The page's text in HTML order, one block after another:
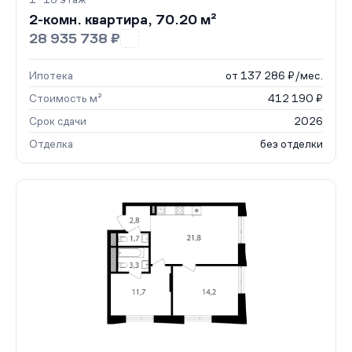
2-комн. квартира, 70.20 м²
28 935 738 ₽
Ипотека
от 137 286 ₽/мес.
Стоимость м²
412 190 ₽
Срок сдачи
2026
Отделка
без отделки